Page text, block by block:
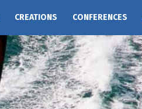
CREATIONS CONFERENCES